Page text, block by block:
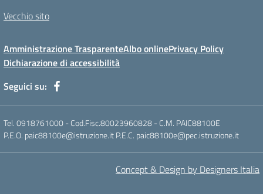
Vecchio sito
Amministrazione TrasparenteAlbo onlinePrivacy Policy
Dichiarazione di accessibilità
Seguici su:
Tel. 0918761000 - Cod.Fisc.80023960828 - C.M. PAIC88100E
P.E.O. paic88100e@istruzione.it P.E.C. paic88100e@pec.istruzione.it
Concept & Design by Designers Italia